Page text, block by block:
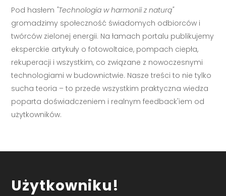
Pod hasłem "Technologia w harmonii z naturą"
gromadzimy społeczność świadomych odbiorców i
twórców zielonej energii. Na łamach portalu publikujemy
eksperckie artykuły o fotowoltaice, pompach ciepła,
rekuperacji i wszystkim, co związane z nowoczesnymi
technologiami w budownictwie. Nasze treści to nie tylko
sucha teoria – to przede wszystkim praktyczna wiedza
poparta doświadczeniem i realnym feedback'iem od
użytkowników.
Użytkowniku!